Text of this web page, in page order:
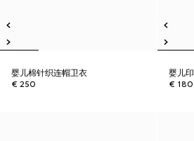
婴儿棉针织连帽卫衣
€ 250
婴儿
€ 180